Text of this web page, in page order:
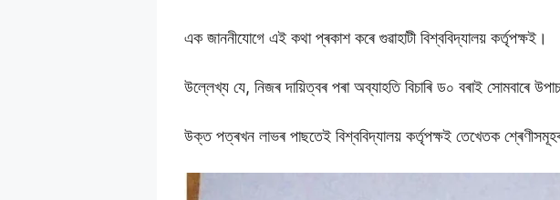
এক জাননীযোগে এই কথা প্ৰকাশ কৰে গুৱাহাটী বিশ্ববিদ্যালয় কৰ্তৃপক্ষই।
উল্লেখ্য যে, নিজৰ দায়িত্বৰ পৰা অব্যাহতি বিচাৰি ড০ বৰাই সোমবাৰে
উক্ত পত্ৰখন লাভৰ পাছতেই বিশ্ববিদ্যালয় কৰ্তৃপক্ষই তেখেতক